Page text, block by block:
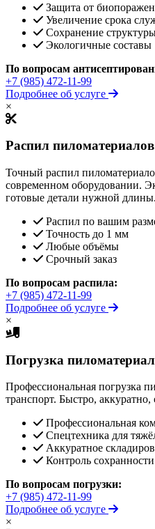
Защита от
Увеличение срока
Сохранение
Экологичные составы
По вопросам
+7 (985) 472-11-99
Подробнее об услуге
×
Распил пиломатериалов
Точный распил
современном оборудовании.
готовые детали нужной длины.
Распил по вашим
Точность до 1 мм
Любые объёмы
Срочный заказ
По вопросам распила:
+7 (985) 472-11-99
Подробнее об услуге
×
Погрузка
Профессиональная погрузка
транспорт. Быстро, аккуратно,
Профессиональная
Спецтехника для
Аккуратное
Контроль сохранности
По вопросам погрузки:
+7 (985) 472-11-99
Подробнее об услуге
×